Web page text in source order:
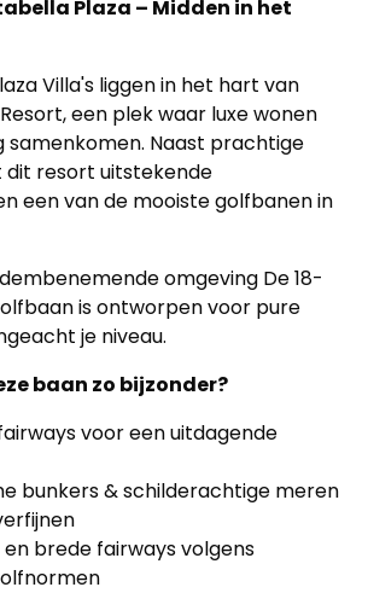
Plaza – Midden in het
Villa's liggen in het hart van
een plek waar luxe wonen
samenkomen. Naast prachtige
dit resort uitstekende
een van de mooiste golfbanen in
omgeving De 18-
is ontworpen voor pure
je niveau.
baan zo bijzonder?
voor een uitdagende
bunkers & schilderachtige meren
en brede fairways volgens